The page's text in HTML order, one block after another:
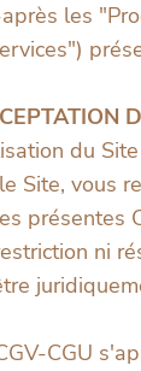
les
du
Site, vous
présentes
ni
CGU